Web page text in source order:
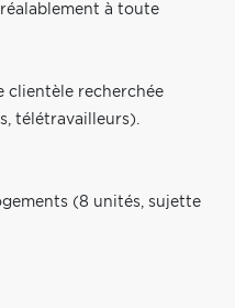
à toute
clientèle recherchée
télétravailleurs).
(8 unités, sujette